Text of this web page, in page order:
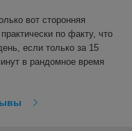
вот сторонняя
по факту, что
если только за 15
в рандомное время